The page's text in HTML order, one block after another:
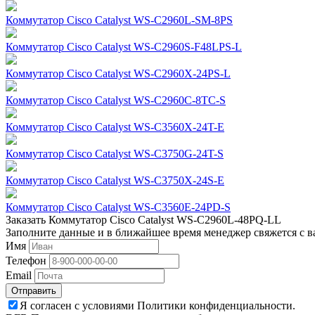
Коммутатор Cisco Catalyst WS-C2960L-SM-8PS
Коммутатор Cisco Catalyst WS-C2960S-F48LPS-L
Коммутатор Cisco Catalyst WS-C2960X-24PS-L
Коммутатор Cisco Catalyst WS-C2960C-8TC-S
Коммутатор Cisco Catalyst WS-C3560X-24T-E
Коммутатор Cisco Catalyst WS-C3750G-24T-S
Коммутатор Cisco Catalyst WS-C3750X-24S-E
Коммутатор Cisco Catalyst WS-C3560E-24PD-S
Заказать Коммутатор Cisco Catalyst WS-C2960L-48PQ-LL
Заполните данные и в ближайшее время менеджер свяжется с
Имя
Телефон
Email
Отправить
Я согласен с условиями Политики конфиденциальности.